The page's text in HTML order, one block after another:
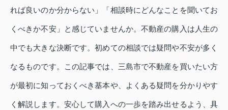
れば良いのか分からない」「相談時にどんなことを聞いてお
くべきか不安」と感じていませんか。不動産の購入は人生の
中でも大きな決断です。初めての相談では疑問や不安が多く
なるものです。この記事では、三島市で不動産を買いたい方
が最初に知っておくべき基本や、よくある疑問を分かりやす
く解説します。安心して購入への一歩を踏み出せるよう、具